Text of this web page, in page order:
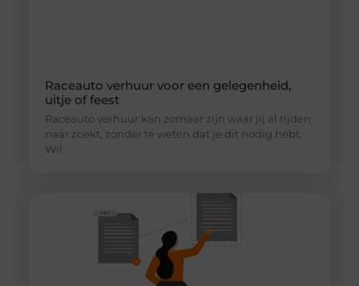
Raceauto verhuur voor een gelegenheid,
uitje of feest
Raceauto verhuur kan zomaar zijn waar jij al tijden
naar zoekt, zonder te weten dat je dit nodig hebt.
Wil